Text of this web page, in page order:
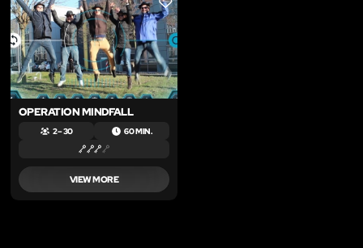
LIKE
OPERATION MINDFALL
2 – 30 60 MIN.
VIEW MORE